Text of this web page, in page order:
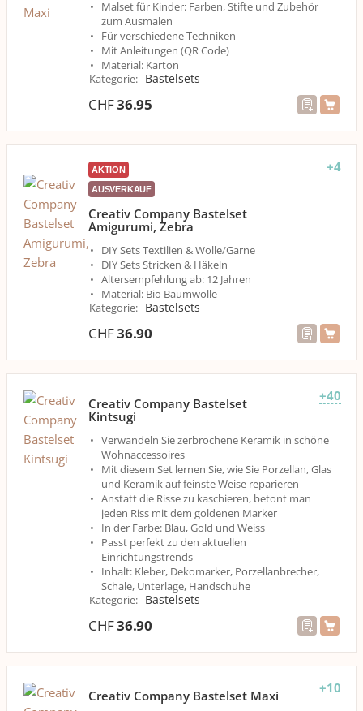
Malset für Kinder: Farben, Stifte und Zubehör
zum Ausmalen
Für verschiedene Techniken
Mit Anleitungen (QR Code)
Material: Karton
Kategorie: Bastelsets
CHF36.95
+4
AKTION
AUSVERKAUF
Creativ Company Bastelset
Amigurumi, Zebra
DIY Sets Textilien & Wolle/Garne
DIY Sets Stricken & Häkeln
Altersempfehlung ab: 12 Jahren
Material: Bio Baumwolle
Kategorie: Bastelsets
CHF36.90
+40
Creativ Company Bastelset
Kintsugi
Verwandeln Sie zerbrochene Keramik in schöne
Wohnaccessoires
Mit diesem Set lernen Sie, wie Sie Porzellan, Glas
und Keramik auf feinste Weise reparieren
Anstatt die Risse zu kaschieren, betont man
jeden Riss mit dem goldenen Marker
In der Farbe: Blau, Gold und Weiss
Passt perfekt zu den aktuellen
Einrichtungstrends
Inhalt: Kleber, Dekomarker, Porzellanbrecher,
Schale, Unterlage, Handschuhe
Kategorie: Bastelsets
CHF36.90
+10
Creativ Company Bastelset Maxi